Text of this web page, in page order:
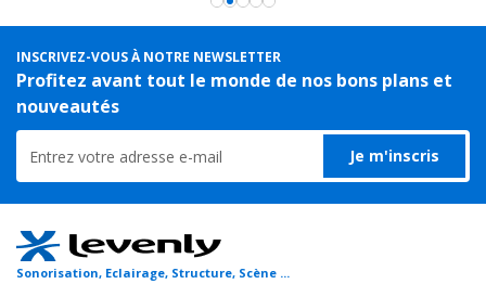
INSCRIVEZ-VOUS À NOTRE NEWSLETTER
Profitez avant tout le monde de nos bons plans et
nouveautés
Je m'inscris
Sonorisation, Eclairage, Structure, Scène ...